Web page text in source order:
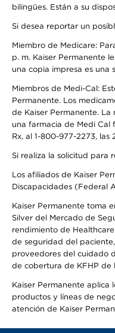
bilingües. Están a su
Si desea reportar un
Miembro de Medicare:
p. m. Kaiser Permanente
una copia impresa es una
Miembros de Medi-Cal:
Permanente. Los
de Kaiser Permanente.
una farmacia de Medi Cal
Rx, al 1-800-977-2273,
Si realiza la solicitud para
Los afiliados de Kaiser
Discapacidades (Federal
Kaiser Permanente toma
Silver del Mercado de
rendimiento de
de seguridad del
proveedores del cuidado
de cobertura de KFHP de
Kaiser Permanente aplica
productos y líneas de
atención de Kaiser